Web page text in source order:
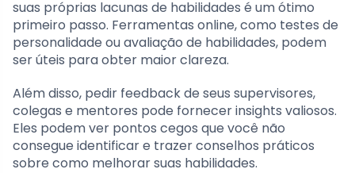
suas próprias lacunas de habilidades é um ótimo
primeiro passo. Ferramentas online, como testes de
personalidade ou avaliação de habilidades, podem
ser úteis para obter maior clareza.
Além disso, pedir feedback de seus supervisores,
colegas e mentores pode fornecer insights valiosos.
Eles podem ver pontos cegos que você não
consegue identificar e trazer conselhos práticos
sobre como melhorar suas habilidades.